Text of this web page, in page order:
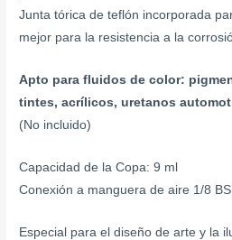
Junta tórica de teflón incorporada
mejor para la resistencia a la
Apto para fluidos de color:
tintes, acrílicos, uretanos
(No incluido)
Capacidad de la Copa: 9 ml
Conexión a manguera de aire 1/8
Especial para el diseño de arte y la